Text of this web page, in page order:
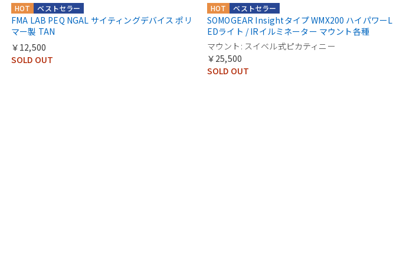
ベストセラー
HOT
FMA LAB PEQ NGAL サイティングデバイス ポリ
マー製 TAN
￥12,500
SOLD OUT
ベストセラー
HOT
SOMOGEAR Insightタイプ WMX200 ハイパワーL
EDライト / IRイルミネーター マウント各種
マウント: スイベル式ピカティニー
￥25,500
SOLD OUT